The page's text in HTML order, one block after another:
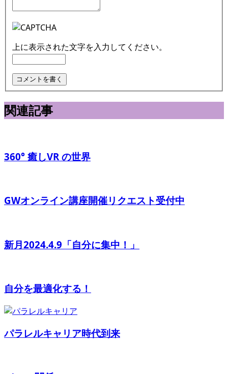
上に表示された文字を入力してください。
関連記事
360° 癒しVR の世界
GWオンライン講座開催リクエスト受付中
新月2024.4.9「自分に集中！」
自分を最適化する！
パラレルキャリア時代到来